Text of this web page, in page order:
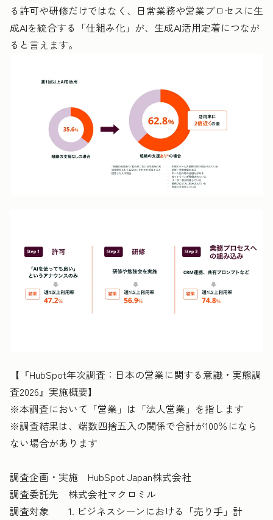
る許可や研修だけではなく、日常業務や営業プロセスに生
成AIを統合する「仕組み化」が、生成AI活用定着につなが
ると言えます。
【『HubSpot年次調査：日本の営業に関する意識・実態調
査2026』実施概要】
※本調査において「営業」は「法人営業」を指します
※調査結果は、端数四捨五入の関係で合計が100％になら
ない場合があります
調査企画・実施 HubSpot Japan株式会社
調査委託先 株式会社マクロミル
調査対象 1. ビジネスシーンにおける「売り手」計